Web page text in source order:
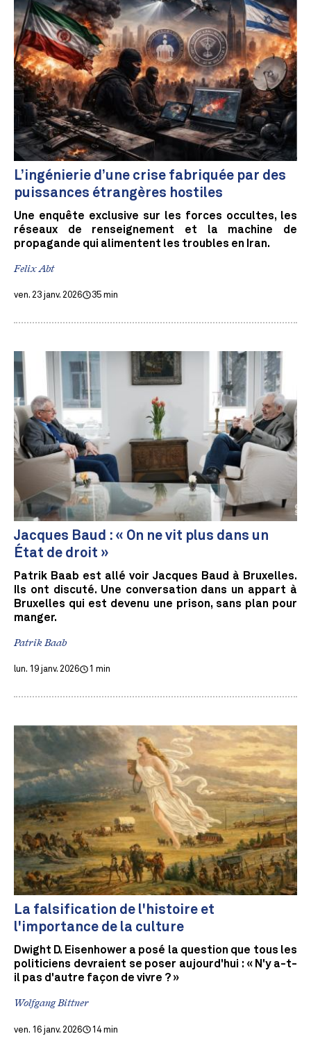
L’ingénierie d’une crise fabriquée par des
puissances étrangères hostiles
Une enquête exclusive sur les forces occultes, les
réseaux de renseignement et la machine de
propagande qui alimentent les troubles en Iran.
Felix Abt
ven. 23 janv. 2026 35 min
Jacques Baud : « On ne vit plus dans un
État de droit »
Patrik Baab est allé voir Jacques Baud à Bruxelles.
Ils ont discuté. Une conversation dans un appart à
Bruxelles qui est devenu une prison, sans plan pour
manger.
Patrik Baab
lun. 19 janv. 2026 1 min
La falsification de l'histoire et
l'importance de la culture
Dwight D. Eisenhower a posé la question que tous les
politiciens devraient se poser aujourd'hui : « N'y a-t-
il pas d'autre façon de vivre ? »
Wolfgang Bittner
ven. 16 janv. 2026 14 min